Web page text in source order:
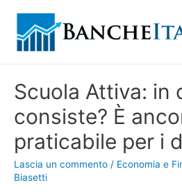
Scuola Attiva: in
consiste? È
praticabile per i
Lascia un commento / Economia e
Biasetti